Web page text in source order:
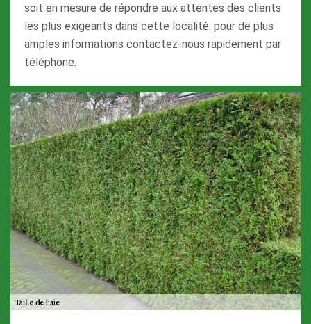
soit en mesure de répondre aux attentes des clients
les plus exigeants dans cette localité. pour de plus
amples informations contactez-nous rapidement par
téléphone.